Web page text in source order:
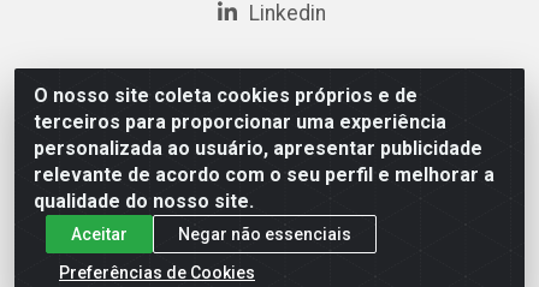
O nosso site coleta cookies próprios e de
terceiros para proporcionar uma experiência
personalizada ao usuário, apresentar publicidade
relevante de acordo com o seu perfil e melhorar a
qualidade do nosso site.
Aceitar
Negar não essenciais
Preferências de Cookies
Linkedin
Pulsar Tecnologia Industria e Comercio LTDA - Rua
Lagrange, 132 - Socorro, São Paulo/SP - CEP 04.761-
050 - CNPJ 52.098.860/0001-03